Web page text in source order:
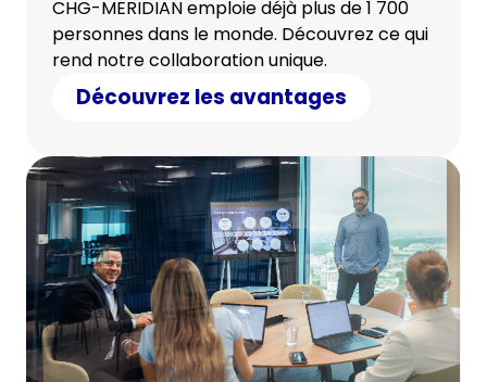
CHG-MERIDIAN emploie déjà plus de 1 700
personnes dans le monde. Découvrez ce qui
rend notre collaboration unique.
Découvrez les avantages